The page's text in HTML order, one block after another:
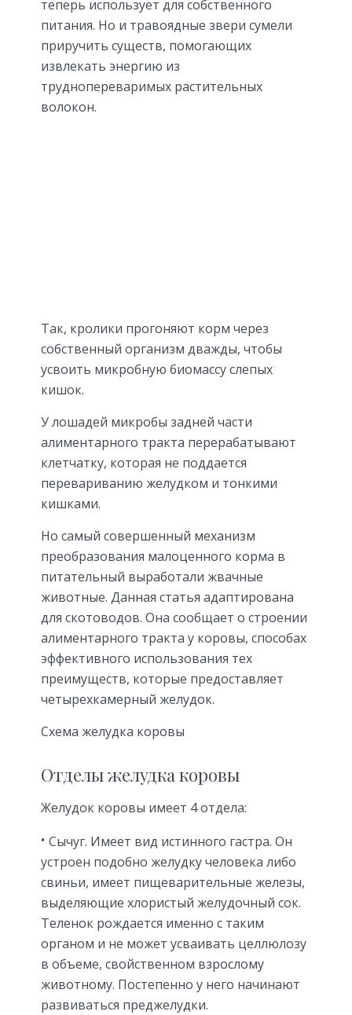
теперь использует для собственного
питания. Но и травоядные звери сумели
приручить существ, помогающих
извлекать энергию из
труднопереваримых растительных
волокон.
Так, кролики прогоняют корм через
собственный организм дважды, чтобы
усвоить микробную биомассу слепых
кишок.
У лошадей микробы задней части
алиментарного тракта перерабатывают
клетчатку, которая не поддается
перевариванию желудком и тонкими
кишками.
Но самый совершенный механизм
преобразования малоценного корма в
питательный выработали жвачные
животные. Данная статья адаптирована
для скотоводов. Она сообщает о строении
алиментарного тракта у коровы, способах
эффективного использования тех
преимуществ, которые предоставляет
четырехкамерный желудок.
Схема желудка коровы
Отделы желудка коровы
Желудок коровы имеет 4 отдела:
Сычуг. Имеет вид истинного гастра. Он
устроен подобно желудку человека либо
свиньи, имеет пищеварительные железы,
выделяющие хлористый желудочный сок.
Теленок рождается именно с таким
органом и не может усваивать целлюлозу
в объеме, свойственном взрослому
животному. Постепенно у него начинают
развиваться преджелудки.